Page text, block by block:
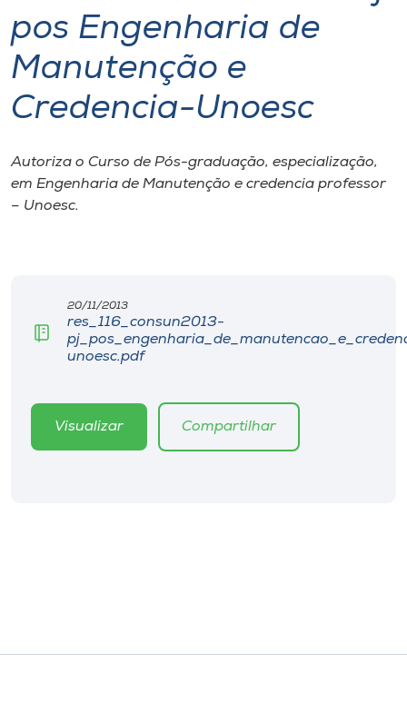
I.nova
Diplomados
CPA
Editora
Museu
pos Engenharia de
Manutenção e
Credencia-Unoesc
Autoriza o Curso de Pós-graduação, especialização,
em Engenharia de Manutenção e credencia professor
– Unoesc.
20/11/2013
res_116_consun2013-
unoesc.pdf
Visualizar Compartilhar